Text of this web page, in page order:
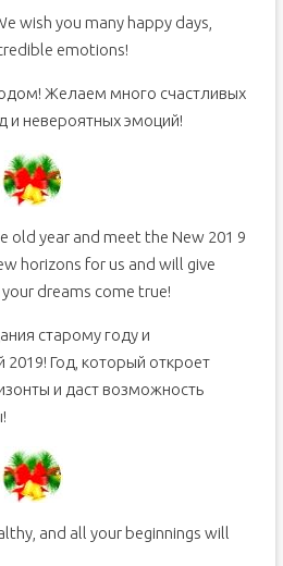
wish you many happy days,
emotions!
Желаем много счастливых
и невероятных эмоций!
old year and meet the New 201 9
horizons for us and will give
dreams come true!
старому году и
Год, который откроет
и даст возможность
and all your beginnings will